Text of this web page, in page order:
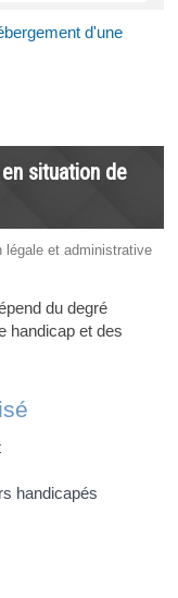
d'une
situation de
légale et administrative
du degré
handicap et des
handicapés